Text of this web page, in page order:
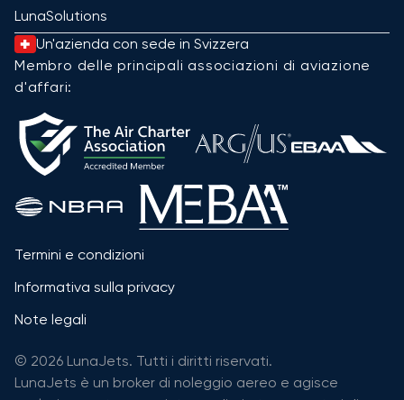
LunaSolutions
Un'azienda con sede in Svizzera
Membro delle principali associazioni di aviazione
d'affari:
Termini e condizioni
Informativa sulla privacy
Note legali
© 2026 LunaJets. Tutti i diritti riservati.
LunaJets è un broker di noleggio aereo e agisce